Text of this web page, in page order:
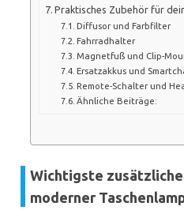
Praktisches Zubehör für
Diffusor und Farbfilter
Fahrradhalter
Magnetfuß und Clip-
Ersatzakkus und
Remote-Schalter und
Ähnliche Beiträge:
Wichtigste
moderner